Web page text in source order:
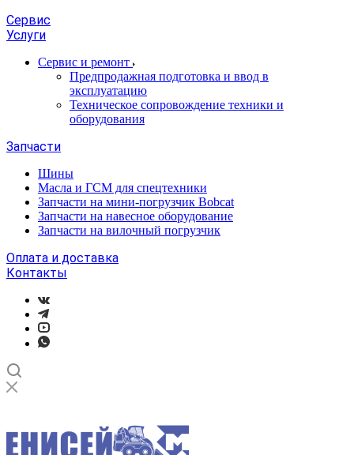
Сервис
Услуги
Сервис и ремонт
Предпродажная подготовка и ввод в
эксплуатацию
Техническое сопровождение техники и
оборудования
Запчасти
Шины
Масла и ГСМ для спецтехники
Запчасти на мини-погрузчик Bobcat
Запчасти на навесное оборудование
Запчасти на вилочный погрузчик
Оплата и доставка
Контакты